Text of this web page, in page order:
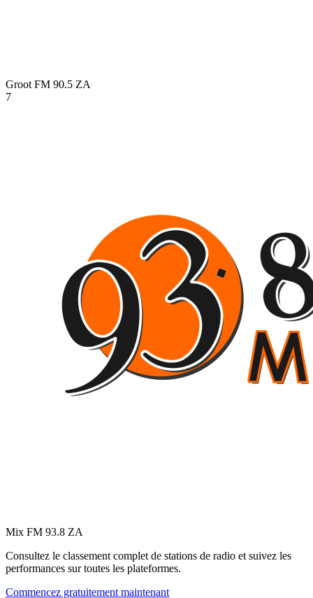
Groot FM 90.5 ZA
7
Mix FM 93.8 ZA
Consultez le classement complet de stations de radio et suivez les
performances sur toutes les plateformes.
Commencez gratuitement maintenant